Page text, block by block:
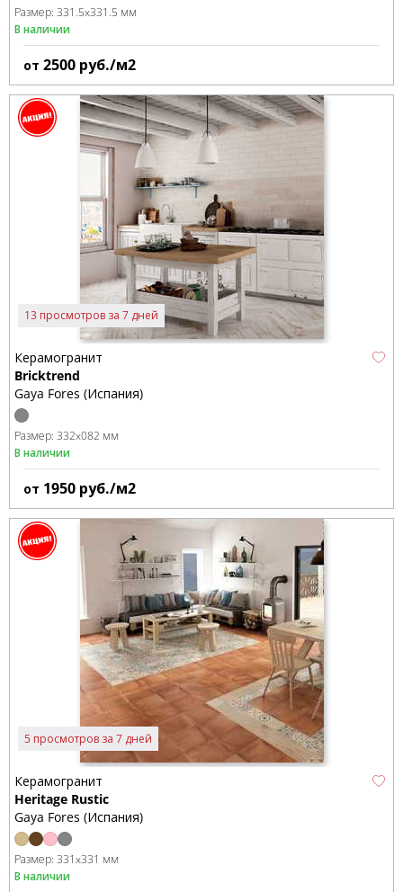
Размер: 331.5x331.5 мм
В наличии
от 2500 руб./м2
13 просмотров за 7 дней
Керамогранит
Bricktrend
Gaya Fores (Испания)
Размер: 332x082 мм
В наличии
от 1950 руб./м2
5 просмотров за 7 дней
Керамогранит
Heritage Rustic
Gaya Fores (Испания)
Размер: 331x331 мм
В наличии